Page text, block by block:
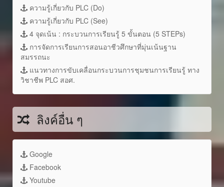
ความรู้เกี่ยวกับ PLC (Do)
ความรู้เกี่ยวกับ PLC (See)
4 จุดเน้น : กระบวนการเรียนรู้ 5 ขั้นตอน (5 STEPs)
การจัดการเรียนการสอนอาชีวศึกษาที่มุ่นเน้นฐาน
สมรรถนะ
แนวทางการขับเคลื่อนกระบวนการชุมชนการเรียนรู้ ทาง
วิชาชีพ PLC สอศ.
ลิงค์อื่น ๆ
Google
Facebook
Youtube